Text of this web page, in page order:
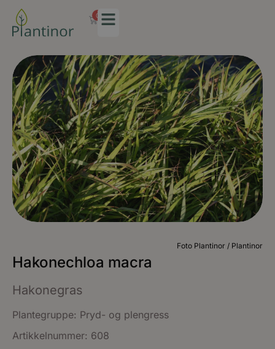
0
Foto Plantinor / Plantinor
Hakonechloa macra
Hakonegras
Plantegruppe: Pryd- og plengress
Artikkelnummer: 608